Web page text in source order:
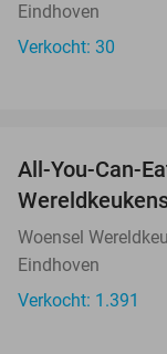
Eindhoven
Verkocht: 30
All-You-Can-
Woensel
Eindhoven
Verkocht: 1.391